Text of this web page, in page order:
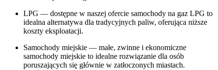
LPG — dostępne w naszej ofercie samochody na gaz LPG to
idealna alternatywa dla tradycyjnych paliw, oferująca niższe
koszty eksploatacji.
Samochody miejskie — małe, zwinne i ekonomiczne
samochody miejskie to idealne rozwiązanie dla osób
poruszających się głównie w zatłoczonych miastach.